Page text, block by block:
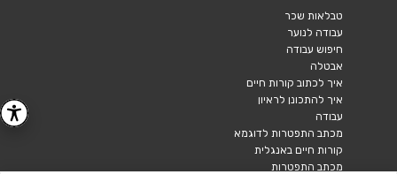
טבלאות שכר
עבודה לנוער
חיפוש עבודה
אבטלה
איך לכתוב קורות חיים
איך להתכונן לראיון
עבודה
מכתב התפטרות לדוגמא
קורות חיים באנגלית
מכתב התפטרות